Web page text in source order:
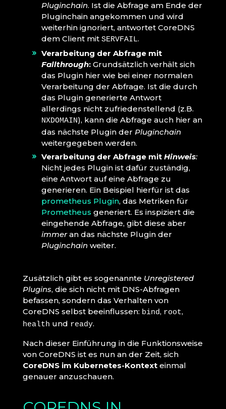
Pluginchain. Ist die Abfrage am Ende der
Pluginchain angekommen und wird
weiterhin ignoriert, antwortet CoreDNS
dem Client mitSERVFAIL.
Verarbeitung der Abfrage mit
Fallthrough:Grundsätzlich verhält sich
das Plugin hier wie bei einer normalen
Verarbeitung der Abfrage. Ist die durch
das Plugin generierte Antwort
allerdings nicht zufriedenstellend (z.B.
NXDOMAIN), kann die Abfrage auch hier an
das nächste Plugin derPluginchain
weitergegeben werden.
Verarbeitung der Abfrage mitHinweis:
Nicht jedes Plugin ist dafür zuständig,
eine Antwort auf eine Abfrage zu
generieren. Ein Beispiel hierfür ist das
prometheus Plugin, das Metriken für
Prometheus generiert. Es inspiziert die
eingehende Abfrage, gibt diese aber
immeran das nächste Plugin der
Pluginchainweiter.
Zusätzlich gibt es sogenannte Unregistered
Plugins, die sich nicht mit DNS-Abfragen
befassen, sondern das Verhalten von
CoreDNS selbst beeinflussen: bind, root,
health und ready.
Nach dieser Einführung in die Funktionsweise
von CoreDNS ist es nun an der Zeit, sich
CoreDNS im Kubernetes-Kontexteinmal
genauer anzuschauen.